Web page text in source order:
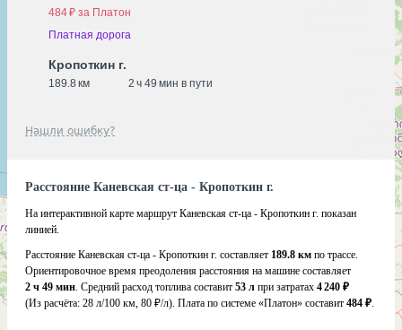
484 ₽ за Платон
Платная дорога
Кропоткин г.
189.8 км 2 ч 49 мин в пути
Нашли ошибку?
Расстояние Каневская ст-ца - Кропоткин г.
На интерактивной карте маршрут Каневская ст-ца - Кропоткин г. показан
линией.
Расстояние Каневская ст-ца - Кропоткин г. составляет 189.8 км по трассе.
Ориентировочное время преодоления расстояния на машине составляет
2 ч 49 мин. Средний расход топлива составит 53 л при затратах 4 240 ₽
(Из расчёта: 28 л/100 км, 80 ₽/л). Плата по системе «Платон» составит 484 ₽.